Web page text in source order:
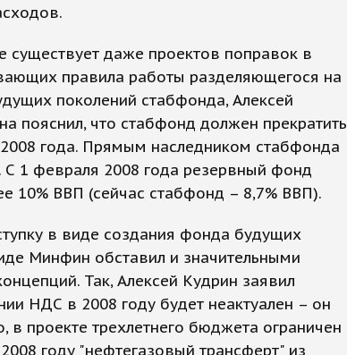
существует даже проектов поправок в
правила работы разделяющегося на
поколений стабфонда, Алексей
пояснил, что стабфонд должен прекратить
года. Прямым наследником стабфонда
1 февраля 2008 года резервный фонд
10% ВВП (сейчас стабфонд – 8,7% ВВП).
в виде создания фонда будущих
Минфин обставил и значительными
Так, Алексей Кудрин заявил
НДС в 2008 году будет неактуален – он
в проекте трехлетнего бюджета ограничен
году "нефтегазовый трансферт" из